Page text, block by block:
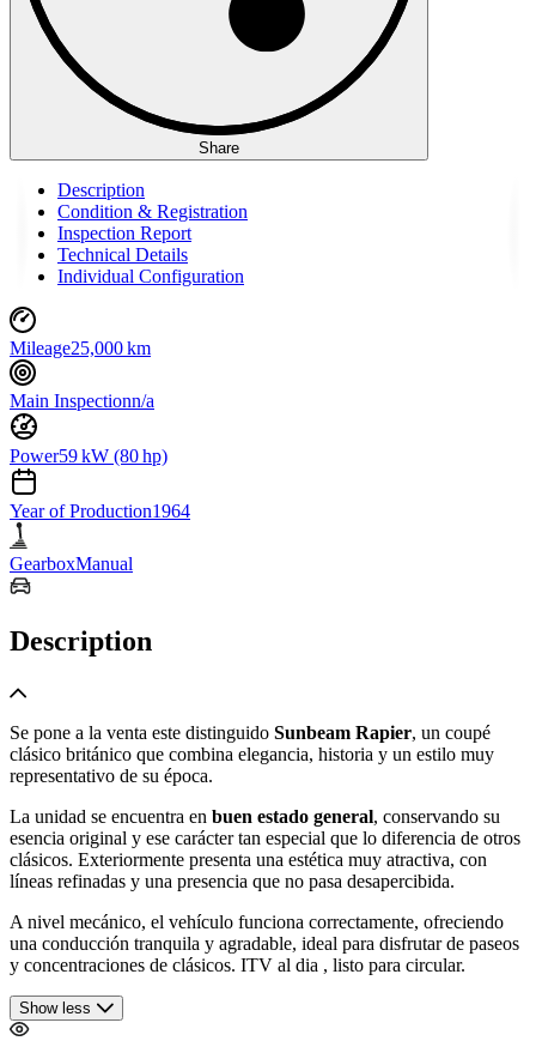
Share
Description
Condition & Registration
Inspection Report
Technical Details
Individual Configuration
Mileage25,000 km
Main Inspectionn/a
Power59 kW (80 hp)
Year of Production1964
GearboxManual
Description
Se pone a la venta este distinguido Sunbeam Rapier, un coupé
clásico británico que combina elegancia, historia y un estilo muy
representativo de su época.
La unidad se encuentra en buen estado general, conservando su
esencia original y ese carácter tan especial que lo diferencia de otros
clásicos. Exteriormente presenta una estética muy atractiva, con
líneas refinadas y una presencia que no pasa desapercibida.
A nivel mecánico, el vehículo funciona correctamente, ofreciendo
una conducción tranquila y agradable, ideal para disfrutar de paseos
y concentraciones de clásicos. ITV al dia , listo para circular.
Show less